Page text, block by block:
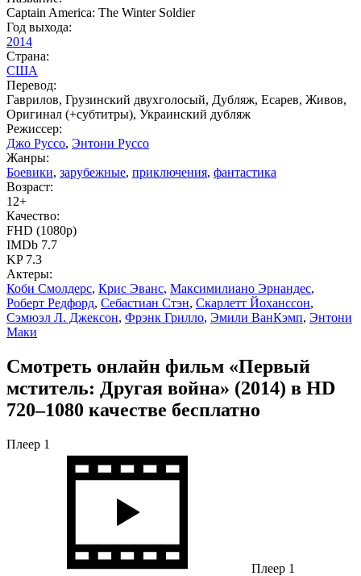
Captain America: The Winter Soldier
Год выхода:
2014
Страна:
США
Перевод:
Гаврилов, Грузинский двухголосый, Дубляж, Есарев, Живов,
Оригинал (+субтитры), Украинский дубляж
Режиссер:
Джо Руссо, Энтони Руссо
Жанры:
Боевики, зарубежные, приключения, фантастика
Возраст:
12+
Качество:
FHD (1080p)
IMDb 7.7
KP 7.3
Актеры:
Коби Смолдерс, Крис Эванс, Максимилиано Эрнандес,
Роберт Редфорд, Себастиан Стэн, Скарлетт Йоханссон,
Сэмюэл Л. Джексон, Фрэнк Грилло, Эмили ВанКэмп, Энтони
Маки
Смотреть онлайн фильм «Первый
мститель: Другая война» (2014) в HD
720–1080 качестве бесплатно
Плеер 1
Плеер 1